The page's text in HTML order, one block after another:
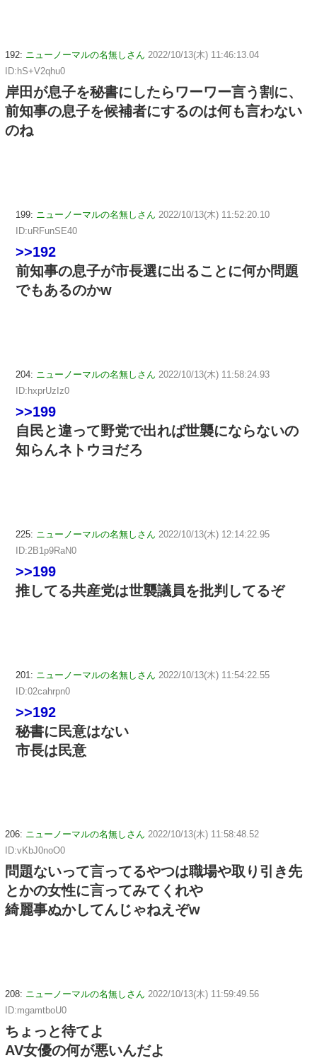
192: ニューノーマルの名無しさん 2022/10/13(木) 11:46:13.04
ID:hS+V2qhu0
岸田が息子を秘書にしたらワーワー言う割に、
前知事の息子を候補者にするのは何も言わない
のね
199: ニューノーマルの名無しさん 2022/10/13(木) 11:52:20.10
ID:uRFunSE40
>>192
前知事の息子が市長選に出ることに何か問題
でもあるのかw
204: ニューノーマルの名無しさん 2022/10/13(木) 11:58:24.93
ID:hxprUzIz0
>>199
自民と違って野党で出れば世襲にならないの
知らんネトウヨだろ
225: ニューノーマルの名無しさん 2022/10/13(木) 12:14:22.95
ID:2B1p9RaN0
>>199
推してる共産党は世襲議員を批判してるぞ
201: ニューノーマルの名無しさん 2022/10/13(木) 11:54:22.55
ID:02cahrpn0
>>192
秘書に民意はない
市長は民意
206: ニューノーマルの名無しさん 2022/10/13(木) 11:58:48.52
ID:vKbJ0noO0
問題ないって言ってるやつは職場や取り引き先
とかの女性に言ってみてくれや
綺麗事ぬかしてんじゃねえぞw
208: ニューノーマルの名無しさん 2022/10/13(木) 11:59:49.56
ID:mgamtboU0
ちょっと待てよ
AV女優の何が悪いんだよ